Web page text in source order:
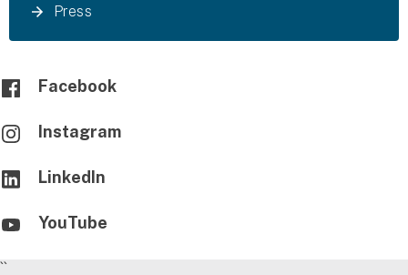
Press
Facebook
Instagram
LinkedIn
YouTube
``